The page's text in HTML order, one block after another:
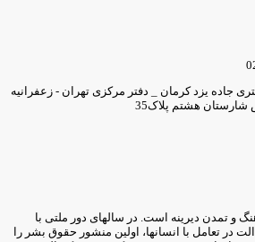
- مهریز 25 کیلومتری جاده یزد کرمان _ دفتر مرکزی تهران - زعفرانیه
هشتم پلاک35
دیرینه است. در سالهای دور ملتی با
تعامل با انسانها، اولین منشور حقوق بشر را